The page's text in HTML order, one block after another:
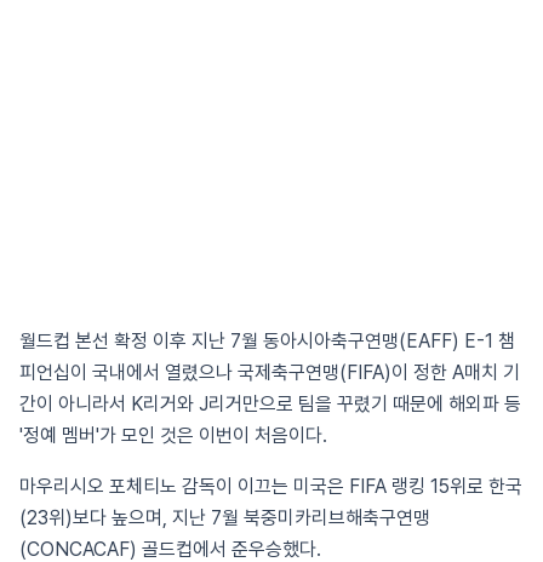
월드컵 본선 확정 이후 지난 7월 동아시아축구연맹(EAFF) E-1 챔
피언십이 국내에서 열렸으나 국제축구연맹(FIFA)이 정한 A매치 기
간이 아니라서 K리거와 J리거만으로 팀을 꾸렸기 때문에 해외파 등
'정예 멤버'가 모인 것은 이번이 처음이다.
마우리시오 포체티노 감독이 이끄는 미국은 FIFA 랭킹 15위로 한국
(23위)보다 높으며, 지난 7월 북중미카리브해축구연맹
(CONCACAF) 골드컵에서 준우승했다.